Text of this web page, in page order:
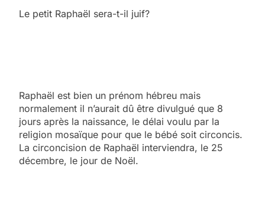
Le petit Raphaël sera-t-il juif?
Raphaël est bien un prénom hébreu mais
normalement il n’aurait dû être divulgué que 8
jours après la naissance, le délai voulu par la
religion mosaïque pour que le bébé soit circoncis.
La circoncision de Raphaël interviendra, le 25
décembre, le jour de Noël.